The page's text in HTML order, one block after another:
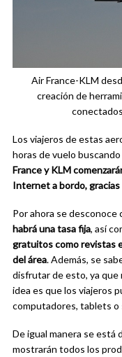
Air France-KLM
creación de
Los viajeros de estas
horas de vuelo
France y KLM
Internet a bordo, gracias
Por ahora se desconoce
habrá una tasa fija, así
gratuitos como revistas
del área. Además, se
disfrutar de esto, ya que
idea es que los viajeros
computadores, tablets o
De igual manera se está
mostrarán todos los